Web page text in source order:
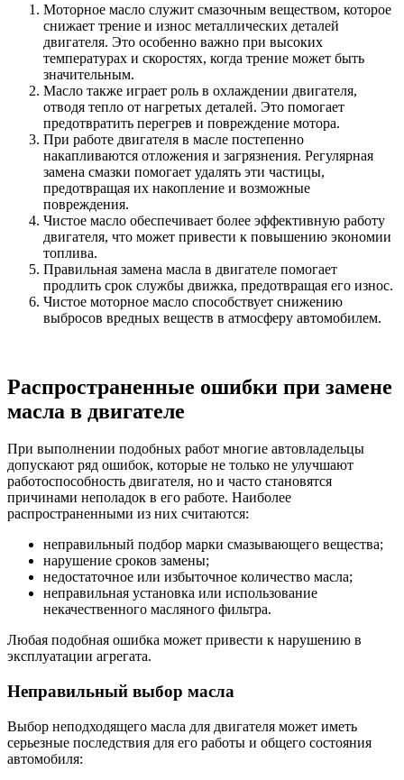
Моторное масло служит смазочным веществом, которое
снижает трение и износ металлических деталей
двигателя. Это особенно важно при высоких
температурах и скоростях, когда трение может быть
значительным.
Масло также играет роль в охлаждении двигателя,
отводя тепло от нагретых деталей. Это помогает
предотвратить перегрев и повреждение мотора.
При работе двигателя в масле постепенно
накапливаются отложения и загрязнения. Регулярная
замена смазки помогает удалять эти частицы,
предотвращая их накопление и возможные
повреждения.
Чистое масло обеспечивает более эффективную работу
двигателя, что может привести к повышению экономии
топлива.
Правильная замена масла в двигателе помогает
продлить срок службы движка, предотвращая его износ.
Чистое моторное масло способствует снижению
выбросов вредных веществ в атмосферу автомобилем.
Распространенные ошибки при замене
масла в двигателе
При выполнении подобных работ многие автовладельцы
допускают ряд ошибок, которые не только не улучшают
работоспособность двигателя, но и часто становятся
причинами неполадок в его работе. Наиболее
распространенными из них считаются:
неправильный подбор марки смазывающего вещества;
нарушение сроков замены;
недостаточное или избыточное количество масла;
неправильная установка или использование
некачественного масляного фильтра.
Любая подобная ошибка может привести к нарушению в
эксплуатации агрегата.
Неправильный выбор масла
Выбор неподходящего масла для двигателя может иметь
серьезные последствия для его работы и общего состояния
автомобиля: